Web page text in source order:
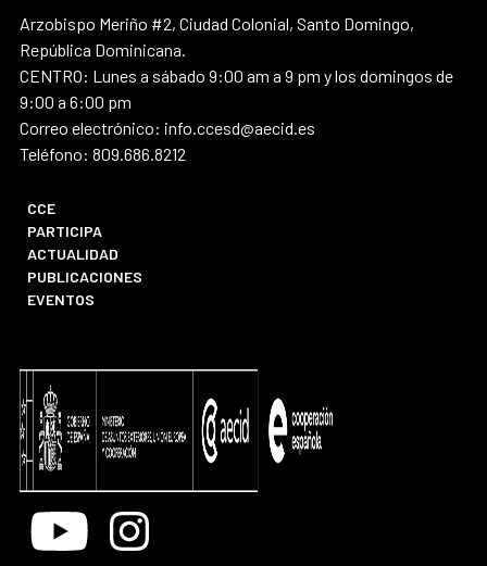
Arzobispo Meriño #2, Ciudad Colonial, Santo Domingo,
República Dominicana.
CENTRO: Lunes a sábado 9:00 am a 9 pm y los domingos de
9:00 a 6:00 pm
Correo electrónico: info.ccesd@aecid.es
Teléfono: 809.686.8212
CCE
PARTICIPA
ACTUALIDAD
PUBLICACIONES
EVENTOS
Youtube Instagram